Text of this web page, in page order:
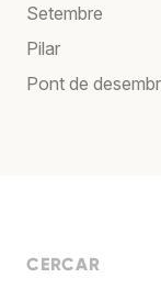
Setembre
Pilar
Pont de
CERCAR